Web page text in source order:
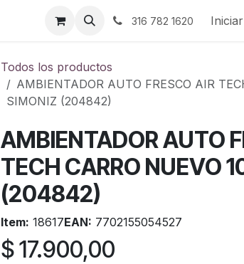
316 782 1620
Todos los productos
AMBIENTADOR AUTO FRESCO AIR
SIMONIZ (204842)
AMBIENTADOR AUTO
TECH CARRO NUEVO
(204842)
Item: 18617EAN: 7702155054527
$17.900,00